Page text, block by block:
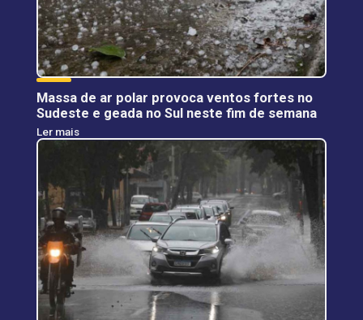
Massa de ar polar provoca ventos fortes no
Sudeste e geada no Sul neste fim de semana
Ler mais